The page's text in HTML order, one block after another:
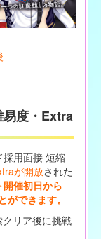
易度・Extra
用面接 短縮
が開放された
開催初日から
できます。
リア後に挑戦